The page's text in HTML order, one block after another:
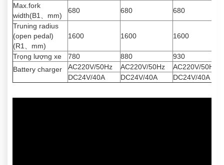
Max.fork
width(B1、mm)
680 680
680
Truning radius
(open pedal)
(R1、mm)
1600 1600 1600
Trọng lượng xe 780 880
930
Battery charger
AC220V/50Hz AC220V/50Hz
AC220V/50Hz
DC24V/40A
DC24V/40A DC24V/40A